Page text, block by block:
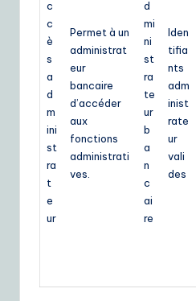
c
c
è
s
a
d
m
ini
st
ra
t
e
ur
Permet à un
administrat
eur
bancaire
d’accéder
aux
fonctions
administrati
ves.
d
mi
ni
st
ra
te
ur
b
a
n
c
ai
re
Iden
tifia
nts
adm
inist
rate
ur
vali
des